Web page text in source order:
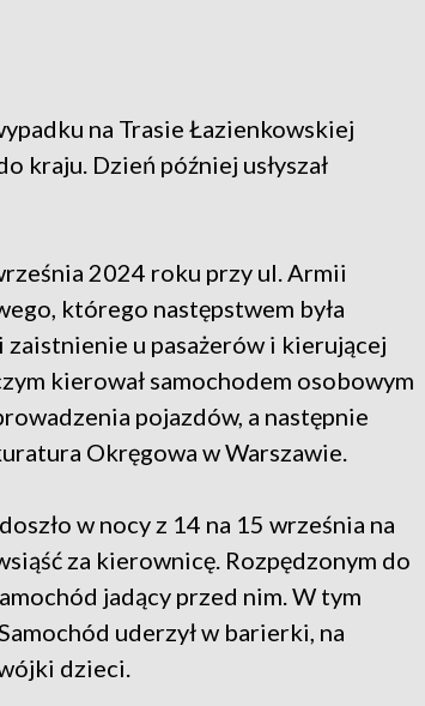
na Trasie Łazienkowskiej
kraju. Dzień później usłyszał
2024 roku przy ul. Armii
którego następstwem była
u pasażerów i kierującej
kierował samochodem osobowym
pojazdów, a następnie
Okręgowa w Warszawie.
w nocy z 14 na 15 września na
za kierownicę. Rozpędzonym do
jadący przed nim. W tym
uderzył w barierki, na
dzieci.